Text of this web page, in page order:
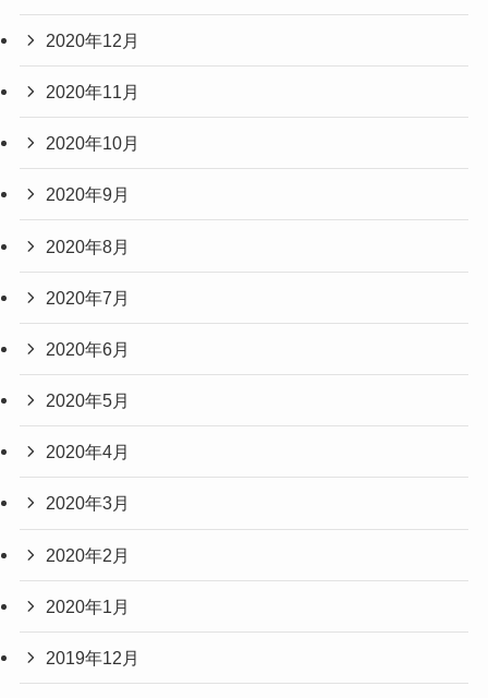
2020年12月
2020年11月
2020年10月
2020年9月
2020年8月
2020年7月
2020年6月
2020年5月
2020年4月
2020年3月
2020年2月
2020年1月
2019年12月